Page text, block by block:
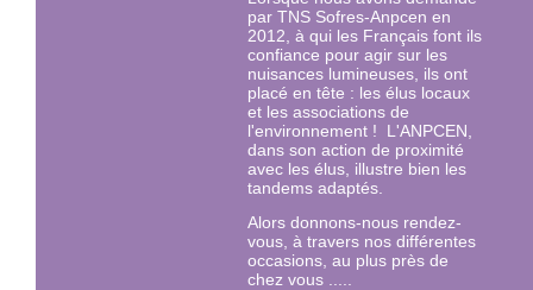
par TNS Sofres-Anpcen en
2012, à qui les Français font ils
confiance pour agir sur les
nuisances lumineuses, ils ont
placé en tête : les élus locaux
et les associations de
l'environnement ! L'ANPCEN,
dans son action de proximité
avec les élus, illustre bien les
tandems adaptés.
Alors donnons-nous rendez-
vous, à travers nos différentes
occasions, au plus près de
chez vous .....